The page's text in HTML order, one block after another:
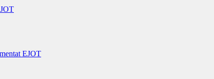
EJOT